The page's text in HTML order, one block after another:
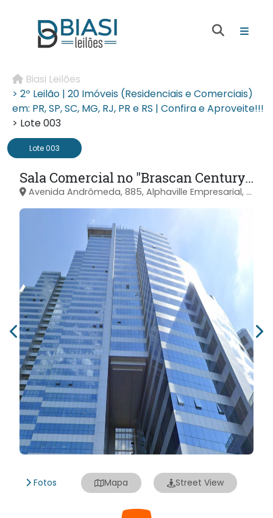
Biasi Leilões
> 2º Leilão | 20 Imóveis (Residenciais e Comerciais)
em: PR, SP, SC, MG, RJ, PR e RS | Confira e Aproveite!!!
> Lote 003
Lote 003
Sala Comercial no "Brascan Century Office" - Alphaville Empresarial - Barueri/SP
Avenida Andrômeda, 885, Alphaville Empresarial, Barueri/SP
Fotos Mapa Street View